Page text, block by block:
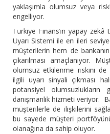
yaklaşımla olumsuz veya
engelliyor.
Türkiye Finans’ın yapay
Uyarı Sistemi ile en ileri
müşterilerin hem de
çıkarılması amaçlanıyor.
olumsuz etkilenme riskini
ilgili uyarı sinyali çıkması
potansiyel olumsuzlukların
danışmanlık hizmeti veriyor.
müşterilerle de ilişkilerini
bu sayede müşteri
olanağına da sahip oluyor.